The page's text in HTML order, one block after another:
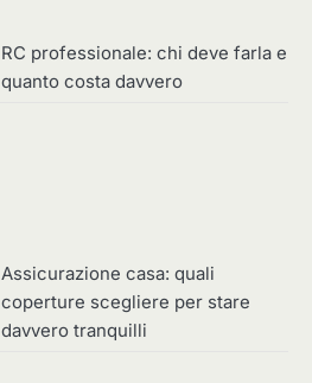
RC professionale: chi deve farla e
quanto costa davvero
Assicurazione casa: quali
coperture scegliere per stare
davvero tranquilli